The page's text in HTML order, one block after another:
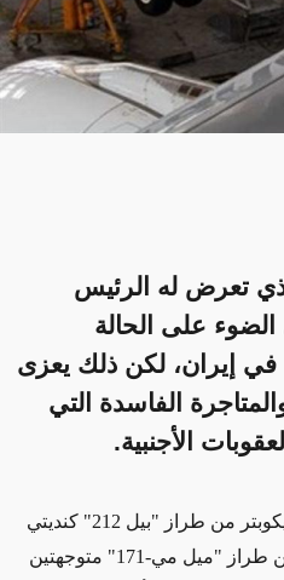
تعرض له الرئيس
الضوء على الحالة
في إيران، لكن ذلك يعزى
الفاسدة التي
الأجنبية.
في 19 أيار/مايو، كانت طائرتا هليكوبتر من طراز "بيل 212" كنديتي
الصنع ومروحية روسية الصنع من طراز "ميل مي-171" متوجهتين